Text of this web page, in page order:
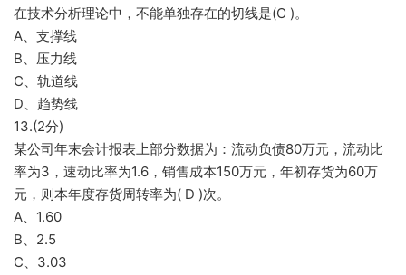
在技术分析理论中，不能单独存在的切线是(C )。
A、支撑线
B、压力线
C、轨道线
D、趋势线
13.(2分)
某公司年末会计报表上部分数据为：流动负债80万元，流动比
率为3，速动比率为1.6，销售成本150万元，年初存货为60万
元，则本年度存货周转率为( D )次。
A、1.60
B、2.5
C、3.03